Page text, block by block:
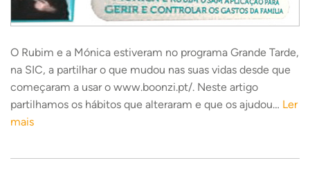
O Rubim e a Mónica estiveram no programa Grande Tarde,
na SIC, a partilhar o que mudou nas suas vidas desde que
começaram a usar o www.boonzi.pt/. Neste artigo
partilhamos os hábitos que alteraram e que os ajudou… Ler
mais